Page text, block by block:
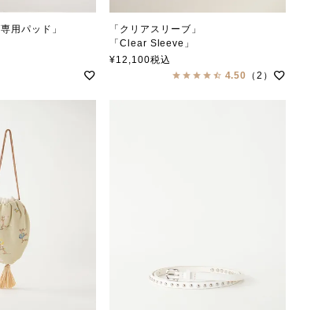
用パッド」
「クリアスリーブ」
「Clear Sleeve」
soutiencollar（ステンカラー）
¥12,100税込
4.50 （2）